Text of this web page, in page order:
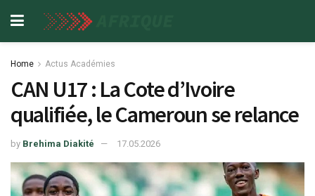
Home Actus Académies
CAN U17 : La Cote d’Ivoire
qualifiée, le Cameroun se relance
by Brehima Diakité 17.05.2026